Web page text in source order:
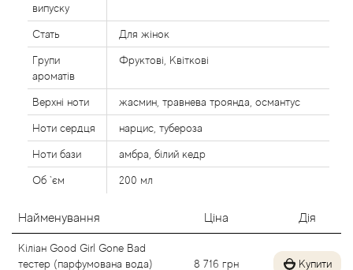
випуску
Стать Для жінок
Групи
ароматів
Фруктові, Квіткові
Верхні ноти жасмин, травнева троянда, османтус
Ноти сердця нарцис, тубероза
Ноти бази амбра, білий кедр
Об `єм 200 мл
Найменування Ціна Дія
Кіліан Good Girl Gone Bad
тестер (парфумована вода)
8 716 грн Купити
Afnan
Agatha Ruiz de la Prada
Agent Provocateur
Agonist
Aigner
Aj Arabia (Widian)
Ajmal